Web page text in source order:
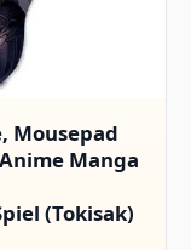
Mousepad
Manga
(Tokisak)